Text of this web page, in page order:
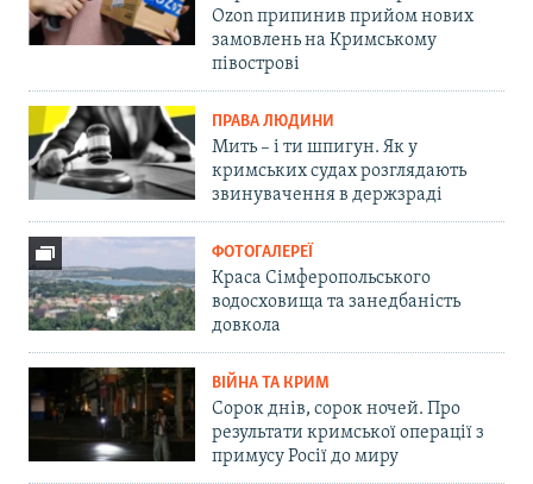
Ozon припинив прийом нових
замовлень на Кримському
півострові
ПРАВА ЛЮДИНИ
Мить – і ти шпигун. Як у
кримських судах розглядають
звинувачення в держзраді
ФОТОГАЛЕРЕЇ
Краса Сімферопольського
водосховища та занедбаність
довкола
ВІЙНА ТА КРИМ
Сорок днів, сорок ночей. Про
результати кримської операції з
примусу Росії до миру